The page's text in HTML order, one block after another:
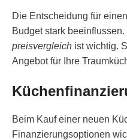
Die Entscheidung für
Budget stark
preisvergleich ist wichtig.
Angebot für Ihre
Beim Kauf einer neuen
Finanzierungsoptionen